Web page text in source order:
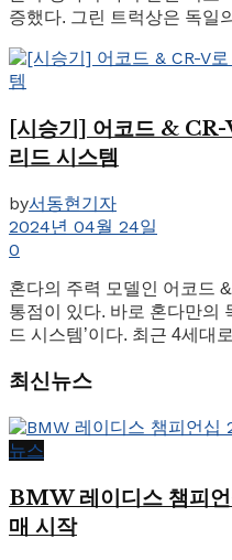
증했다. 그린 트럭상은 독일
[시승기] 어코드 & CR-
리드 시스템
by서동현기자
2024년 04월 24일
0
혼다의 주력 모델인 어코드
통점이 있다. 바로 혼다만의
드 시스템’이다. 최근 4세대
최신뉴스
뉴스
BMW 레이디스 챔피
매 시작